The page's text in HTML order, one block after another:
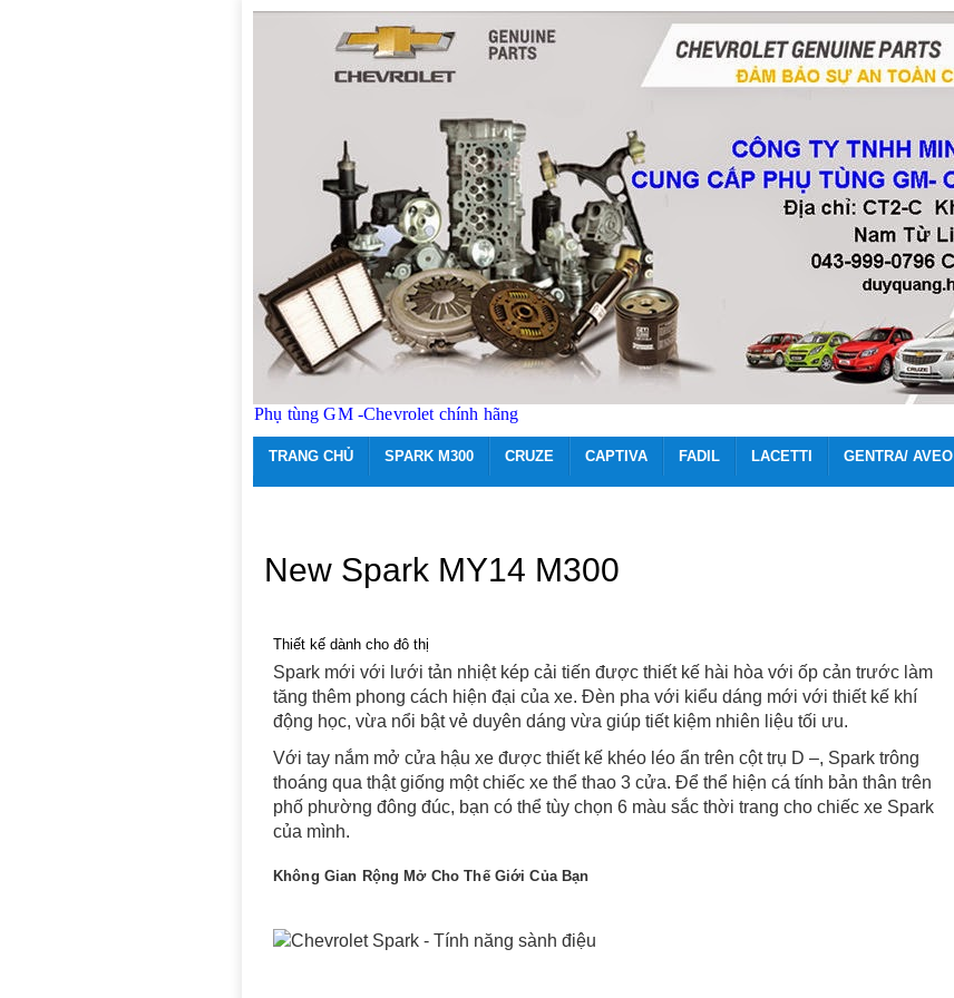
Phụ tùng GM -Chevrolet chính hãng
TRANG CHỦ SPARK M300 CRUZE CAPTIVA FADIL LACETTI GENTRA/ AVEO
New Spark MY14 M300
Thiết kế dành cho đô thị
Spark mới với lưới tản nhiệt kép cải tiến được thiết kế hài hòa với ốp cản trước làm
tăng thêm phong cách hiện đại của xe. Đèn pha với kiểu dáng mới với thiết kế khí
động học, vừa nổi bật vẻ duyên dáng vừa giúp tiết kiệm nhiên liệu tối ưu.
Với tay nắm mở cửa hậu xe được thiết kế khéo léo ẩn trên cột trụ D –, Spark trông
thoáng qua thật giống một chiếc xe thể thao 3 cửa. Để thể hiện cá tính bản thân trên
phố phường đông đúc, bạn có thể tùy chọn 6 màu sắc thời trang cho chiếc xe Spark
của mình.
Không Gian Rộng Mở Cho Thế Giới Của Bạn